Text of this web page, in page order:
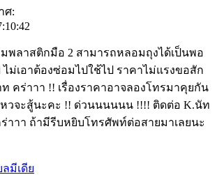
ศ:
พลาสติกมือ 2 สามารถหลอมถุงได้เป็นพอ
ไม่เอาต้องซ่อมไปใช้ไป ราคาไม่แรงขอสัก
าท คร่าาา !! เรื่องราคาอาจลองโทรมาคุยกัน
วจะสู้นะคะ !! ด่วนนนนนน !!!! ติดต่อ K.นัท
คร่าาา ถ้ามีรีบหยิบโทรศัพท์ต่อสายมาเลยนะ
มีเดีย